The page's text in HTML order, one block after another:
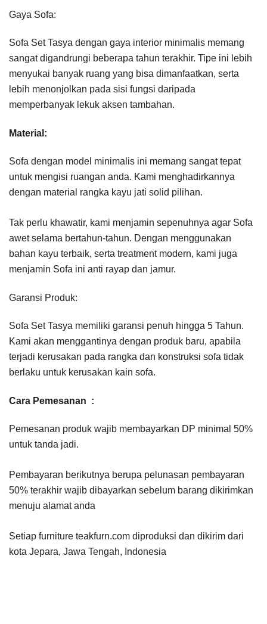
Gaya Sofa:
Sofa Set Tasya dengan gaya interior minimalis memang
sangat digandrungi beberapa tahun terakhir. Tipe ini lebih
menyukai banyak ruang yang bisa dimanfaatkan, serta
lebih menonjolkan pada sisi fungsi daripada
memperbanyak lekuk aksen tambahan.
Material:
Sofa dengan model minimalis ini memang sangat tepat
untuk mengisi ruangan anda. Kami menghadirkannya
dengan material rangka kayu jati solid pilihan.
Tak perlu khawatir, kami menjamin sepenuhnya agar Sofa
awet selama bertahun-tahun. Dengan menggunakan
bahan kayu terbaik, serta treatment modern, kami juga
menjamin Sofa ini anti rayap dan jamur.
Garansi Produk:
Sofa Set Tasya memiliki garansi penuh hingga 5 Tahun.
Kami akan menggantinya dengan produk baru, apabila
terjadi kerusakan pada rangka dan konstruksi sofa tidak
berlaku untuk kerusakan kain sofa.
Cara Pemesanan :
Pemesanan produk wajib membayarkan DP minimal 50%
untuk tanda jadi.
Pembayaran berikutnya berupa pelunasan pembayaran
50% terakhir wajib dibayarkan sebelum barang dikirimkan
menuju alamat anda
Setiap furniture teakfurn.com diproduksi dan dikirim dari
kota Jepara, Jawa Tengah, Indonesia